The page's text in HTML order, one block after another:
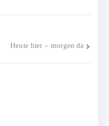
Heute hier – morgen da